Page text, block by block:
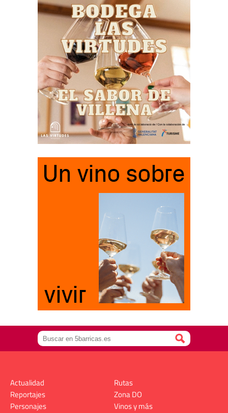
Actualidad
Reportajes
Personajes
Rutas
Zona DO
Vinos y más